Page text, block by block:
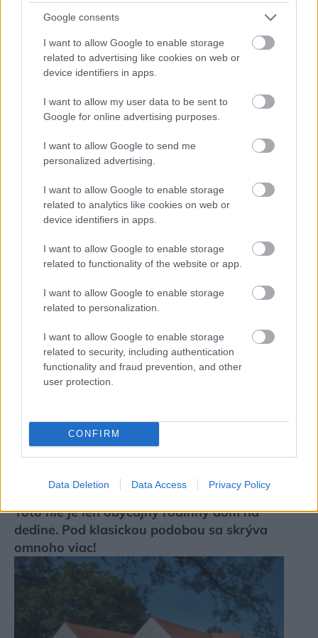
Google consents
I want to allow Google to enable storage
related to advertising like cookies on web or
device identifiers in apps.
I want to allow my user data to be sent to
Google for online advertising purposes.
I want to allow Google to send me
personalized advertising.
I want to allow Google to enable storage
related to analytics like cookies on web or
device identifiers in apps.
I want to allow Google to enable storage
related to functionality of the website or app.
I want to allow Google to enable storage
related to personalization.
I want to allow Google to enable storage
related to security, including authentication
functionality and fraud prevention, and other
user protection.
CONFIRM
Data Deletion Data Access Privacy Policy
Šíri sa z odpadkového koša silný zápach?
Tieto kroky vám pomôžu zbaviť sa ho
Pri starom mlyne vznikol nezvyčajný rodinný
dom v nízkoenergetickom štandarde
Toto nie je len obyčajný rodinný dom na
dedine. Pod klasickou podobou sa skrýva
omnoho viac!